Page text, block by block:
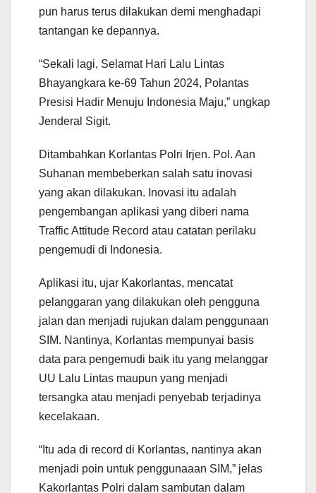
pun harus terus dilakukan demi menghadapi
tantangan ke depannya.
“Sekali lagi, Selamat Hari Lalu Lintas
Bhayangkara ke-69 Tahun 2024, Polantas
Presisi Hadir Menuju Indonesia Maju,” ungkap
Jenderal Sigit.
Ditambahkan Korlantas Polri Irjen. Pol. Aan
Suhanan membeberkan salah satu inovasi
yang akan dilakukan. Inovasi itu adalah
pengembangan aplikasi yang diberi nama
Traffic Attitude Record atau catatan perilaku
pengemudi di Indonesia.
Aplikasi itu, ujar Kakorlantas, mencatat
pelanggaran yang dilakukan oleh pengguna
jalan dan menjadi rujukan dalam penggunaan
SIM. Nantinya, Korlantas mempunyai basis
data para pengemudi baik itu yang melanggar
UU Lalu Lintas maupun yang menjadi
tersangka atau menjadi penyebab terjadinya
kecelakaan.
“Itu ada di record di Korlantas, nantinya akan
menjadi poin untuk penggunaaan SIM,” jelas
Kakorlantas Polri dalam sambutan dalam